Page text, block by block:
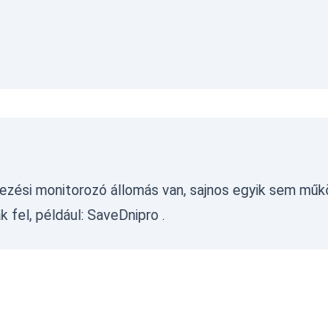
monitorozó állomás van, sajnos egyik sem
fel, például: SaveDnipro .